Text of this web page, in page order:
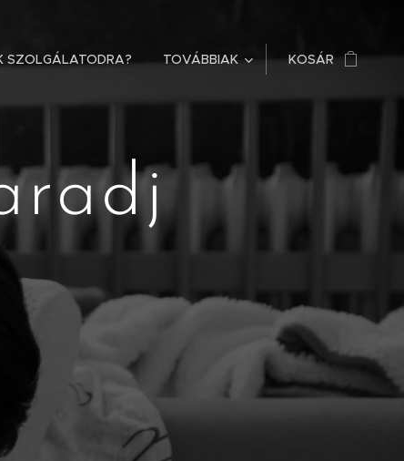
SZOLGÁLATODRA? TOVÁBBIAK KOSÁR